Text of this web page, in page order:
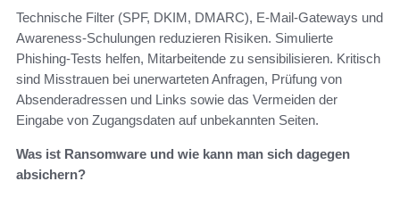
Technische Filter (SPF, DKIM, DMARC), E‑Mail‑Gateways und
Awareness‑Schulungen reduzieren Risiken. Simulierte
Phishing‑Tests helfen, Mitarbeitende zu sensibilisieren. Kritisch
sind Misstrauen bei unerwarteten Anfragen, Prüfung von
Absenderadressen und Links sowie das Vermeiden der
Eingabe von Zugangsdaten auf unbekannten Seiten.
Was ist Ransomware und wie kann man sich dagegen
absichern?